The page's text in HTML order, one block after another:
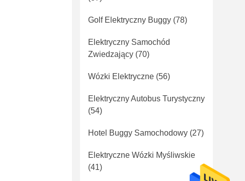
Golf Elektryczny Buggy (78)
Elektryczny Samochód
Zwiedzający (70)
Wózki Elektryczne (56)
Elektryczny Autobus Turystyczny
(54)
Hotel Buggy Samochodowy (27)
Elektryczne Wózki Myśliwskie
(41)